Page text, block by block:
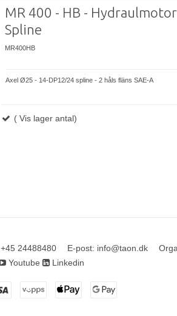
MR 400 - HB -
Spline
MR400HB
Axel Ø25 - 14-DP12/24 spline - 2 håls fläns SAE-A
( Vis lager antal)
+45 24488480 E-post: info@taon.dk
Youtube Linkedin